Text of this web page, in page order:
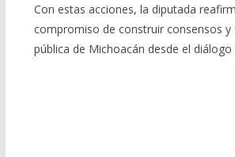
Con estas acciones, la diputada
compromiso de construir consensos y
pública de Michoacán desde el diálogo